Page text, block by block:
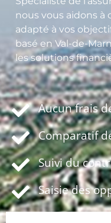
nous vous aidons à
adapté à vos
basé en Val-de-
les solutions
Aucun frais
Comparatif
Suivi du
Saisie des